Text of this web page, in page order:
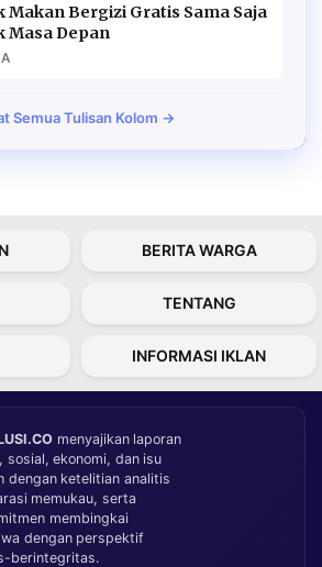
Makan Bergizi Gratis Sama Saja
Masa Depan
Semua Tulisan Kolom →
BERITA WARGA
TENTANG
INFORMASI IKLAN
menyajikan laporan
sosial, ekonomi, dan isu
dengan ketelitian analitis
memukau, serta
membingkai
dengan perspektif
berintegritas.